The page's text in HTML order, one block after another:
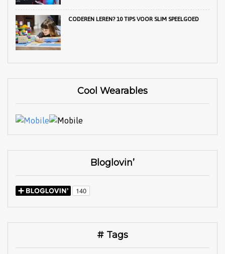
CODEREN LEREN? 10 TIPS VOOR SLIM SPEELGOED
Cool Wearables
Bloglovin’
# Tags